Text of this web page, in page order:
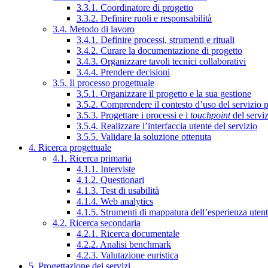
3.3.1. Coordinatore di progetto
3.3.2. Definire ruoli e responsabilità
3.4. Metodo di lavoro
3.4.1. Definire processi, strumenti e rituali
3.4.2. Curare la documentazione di progetto
3.4.3. Organizzare tavoli tecnici collaborativi
3.4.4. Prendere decisioni
3.5. Il processo progettuale
3.5.1. Organizzare il progetto e la sua gestione
3.5.2. Comprendere il contesto d’uso del servizio
3.5.3. Progettare i processi e i touchpointdel
3.5.4. Realizzare l’interfaccia utente del servizio
3.5.5. Validare la soluzione ottenuta
4. Ricerca progettuale
4.1. Ricerca primaria
4.1.1. Interviste
4.1.2. Questionari
4.1.3. Test di usabilità
4.1.4. Web analytics
4.1.5. Strumenti di mappatura dell’esperienza
4.2. Ricerca secondaria
4.2.1. Ricerca documentale
4.2.2. Analisi benchmark
4.2.3. Valutazione euristica
5. Progettazione dei servizi